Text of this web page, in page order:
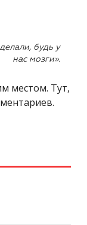
будь у
нас мозги».
местом. Тут,